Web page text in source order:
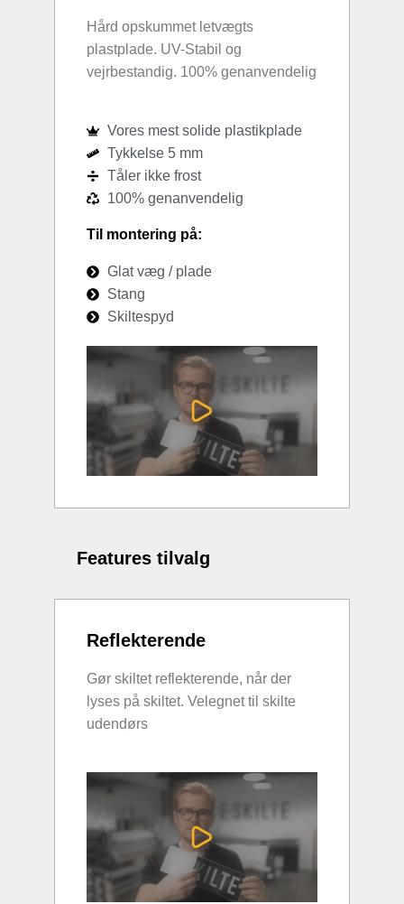
Hård opskummet letvægts
plastplade. UV-Stabil og
vejrbestandig. 100% genanvendelig
Vores mest solide plastikplade
Tykkelse 5 mm
Tåler ikke frost
100% genanvendelig
Til montering på:
Glat væg / plade
Stang
Skiltespyd
Features tilvalg
Reflekterende
Gør skiltet reflekterende, når der
lyses på skiltet. Velegnet til skilte
udendørs